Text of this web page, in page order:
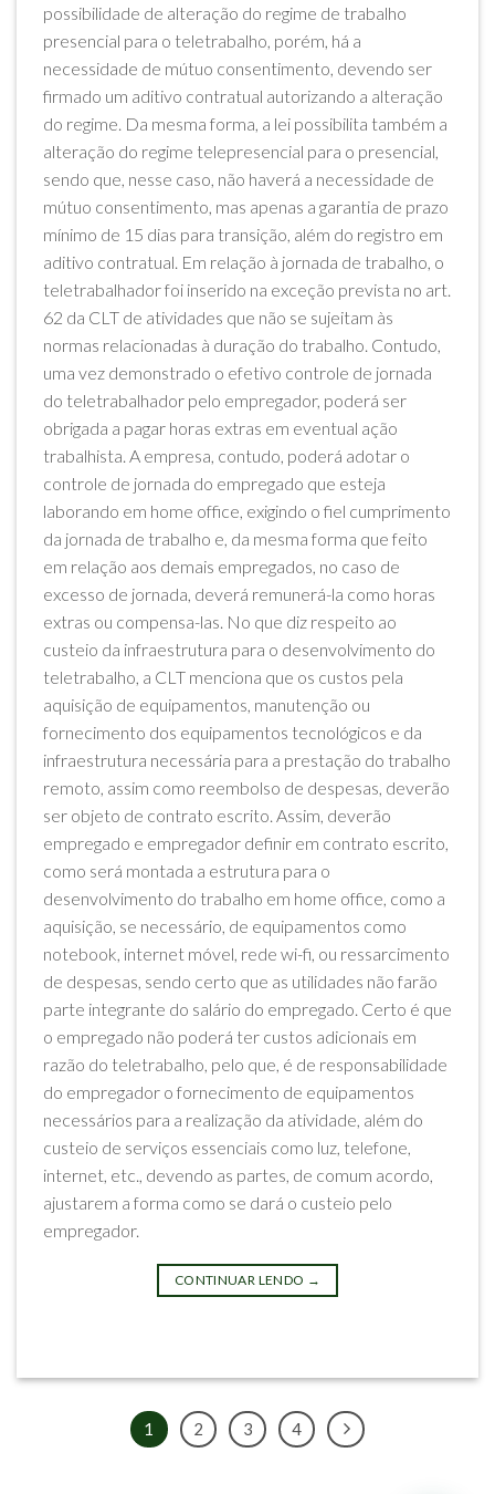
possibilidade de alteração do regime de trabalho
presencial para o teletrabalho, porém, há a
necessidade de mútuo consentimento, devendo ser
firmado um aditivo contratual autorizando a alteração
do regime. Da mesma forma, a lei possibilita também a
alteração do regime telepresencial para o presencial,
sendo que, nesse caso, não haverá a necessidade de
mútuo consentimento, mas apenas a garantia de prazo
mínimo de 15 dias para transição, além do registro em
aditivo contratual. Em relação à jornada de trabalho, o
teletrabalhador foi inserido na exceção prevista no art.
62 da CLT de atividades que não se sujeitam às
normas relacionadas à duração do trabalho. Contudo,
uma vez demonstrado o efetivo controle de jornada
do teletrabalhador pelo empregador, poderá ser
obrigada a pagar horas extras em eventual ação
trabalhista. A empresa, contudo, poderá adotar o
controle de jornada do empregado que esteja
laborando em home office, exigindo o fiel cumprimento
da jornada de trabalho e, da mesma forma que feito
em relação aos demais empregados, no caso de
excesso de jornada, deverá remunerá-la como horas
extras ou compensa-las. No que diz respeito ao
custeio da infraestrutura para o desenvolvimento do
teletrabalho, a CLT menciona que os custos pela
aquisição de equipamentos, manutenção ou
fornecimento dos equipamentos tecnológicos e da
infraestrutura necessária para a prestação do trabalho
remoto, assim como reembolso de despesas, deverão
ser objeto de contrato escrito. Assim, deverão
empregado e empregador definir em contrato escrito,
como será montada a estrutura para o
desenvolvimento do trabalho em home office, como a
aquisição, se necessário, de equipamentos como
notebook, internet móvel, rede wi-fi, ou ressarcimento
de despesas, sendo certo que as utilidades não farão
parte integrante do salário do empregado. Certo é que
o empregado não poderá ter custos adicionais em
razão do teletrabalho, pelo que, é de responsabilidade
do empregador o fornecimento de equipamentos
necessários para a realização da atividade, além do
custeio de serviços essenciais como luz, telefone,
internet, etc., devendo as partes, de comum acordo,
ajustarem a forma como se dará o custeio pelo
empregador.
CONTINUAR LENDO →
1 2 3 4